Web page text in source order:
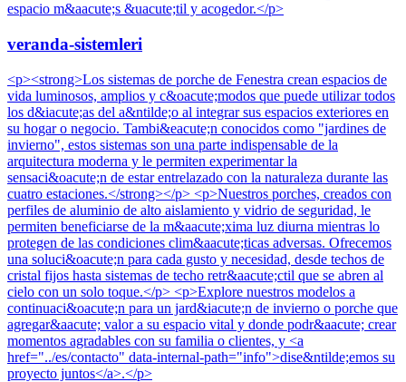
espacio m&aacute;s &uacute;til y acogedor.</p>
veranda-sistemleri
<p><strong>Los sistemas de porche de Fenestra crean espacios de
vida luminosos, amplios y c&oacute;modos que puede utilizar todos
los d&iacute;as del a&ntilde;o al integrar sus espacios exteriores en
su hogar o negocio. Tambi&eacute;n conocidos como "jardines de
invierno", estos sistemas son una parte indispensable de la
arquitectura moderna y le permiten experimentar la
sensaci&oacute;n de estar entrelazado con la naturaleza durante las
cuatro estaciones.</strong></p> <p>Nuestros porches, creados con
perfiles de aluminio de alto aislamiento y vidrio de seguridad, le
permiten beneficiarse de la m&aacute;xima luz diurna mientras lo
protegen de las condiciones clim&aacute;ticas adversas. Ofrecemos
una soluci&oacute;n para cada gusto y necesidad, desde techos de
cristal fijos hasta sistemas de techo retr&aacute;ctil que se abren al
cielo con un solo toque.</p> <p>Explore nuestros modelos a
continuaci&oacute;n para un jard&iacute;n de invierno o porche que
agregar&aacute; valor a su espacio vital y donde podr&aacute; crear
momentos agradables con su familia o clientes, y <a
href="../es/contacto" data-internal-path="info">dise&ntilde;emos su
proyecto juntos</a>.</p>